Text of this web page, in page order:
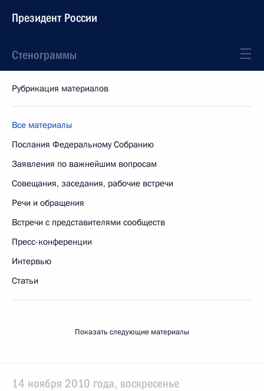
Президент России
Стенограммы
Рубрикация материалов
Все материалы
Послания Федеральному Собранию
Заявления по важнейшим вопросам
Совещания, заседания, рабочие встречи
Речи и обращения
Встречи с представителями сообществ
Пресс-конференции
Интервью
Статьи
Показать следующие материалы
14 ноября 2010 года, воскресенье